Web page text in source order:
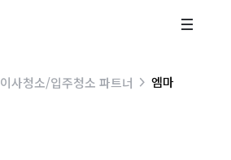
이사청소/입주청소 파트너 엠마